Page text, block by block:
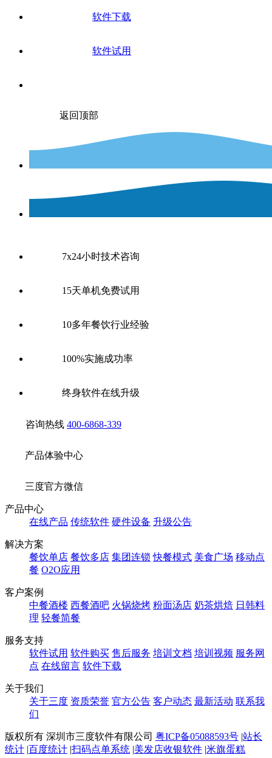
软件下载
软件试用
返回顶部
7x24小时技术咨询
15天单机免费试用
10多年餐饮行业经验
100%实施成功率
终身软件在线升级
咨询热线 400-6868-339
产品体验中心
三度官方微信
产品中心
在线产品 传统软件 硬件设备 升级公告
解决方案
餐饮单店 餐饮多店 集团连锁 快餐模式 美食广场 移动点
餐 O2O应用
客户案例
中餐酒楼 西餐酒吧 火锅烧烤 粉面汤店 奶茶烘焙 日韩料
理 轻餐简餐
服务支持
软件试用 软件购买 售后服务 培训文档 培训视频 服务网
点 在线留言 软件下载
关于我们
关于三度 资质荣誉 官方公告 客户动态 最新活动 联系我
们
版权所有 深圳市三度软件有限公司 粤ICP备05088593号 |站长
统计 |百度统计 |扫码点单系统 |美发店收银软件 |米旗蛋糕